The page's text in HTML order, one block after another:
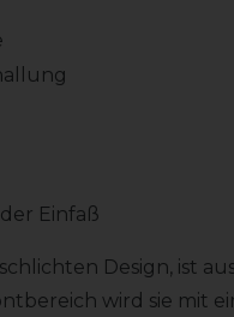
Einfaß
Design, ist
wird sie mit